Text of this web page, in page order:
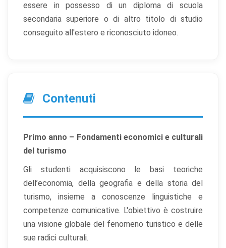
essere in possesso di un diploma di scuola
secondaria superiore o di altro titolo di studio
conseguito all'estero e riconosciuto idoneo.
Contenuti
Primo anno – Fondamenti economici e culturali
del turismo
Gli studenti acquisiscono le basi teoriche
dell’economia, della geografia e della storia del
turismo, insieme a conoscenze linguistiche e
competenze comunicative. L'obiettivo è costruire
una visione globale del fenomeno turistico e delle
sue radici culturali.